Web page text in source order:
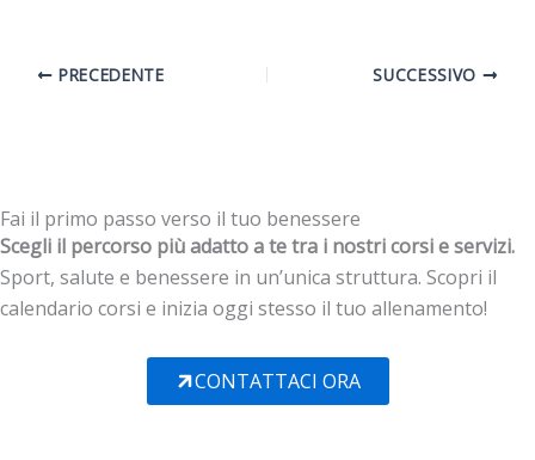
PRECEDENTE SUCCESSIVO
Fai il primo passo verso il tuo benessere
Scegli il percorso più adatto a te tra i nostri corsi e servizi.
Sport, salute e benessere in un’unica struttura. Scopri il
calendario corsi e inizia oggi stesso il tuo allenamento!
CONTATTACI ORA